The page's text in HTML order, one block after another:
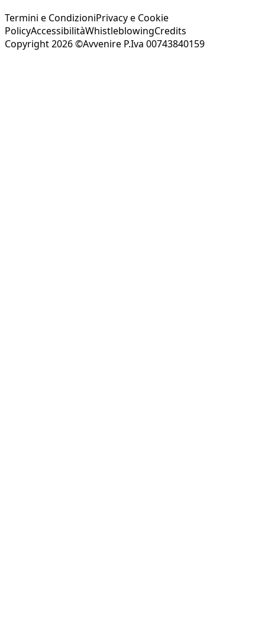
Termini e CondizioniPrivacy e Cookie
PolicyAccessibilitàWhistleblowingCredits
Copyright 2026 ©Avvenire P.Iva 00743840159